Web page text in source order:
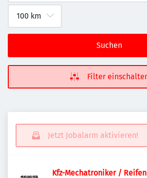
Suchen
Filter
Jetzt Jobalarm aktivieren!
Kfz-Mechatroniker /